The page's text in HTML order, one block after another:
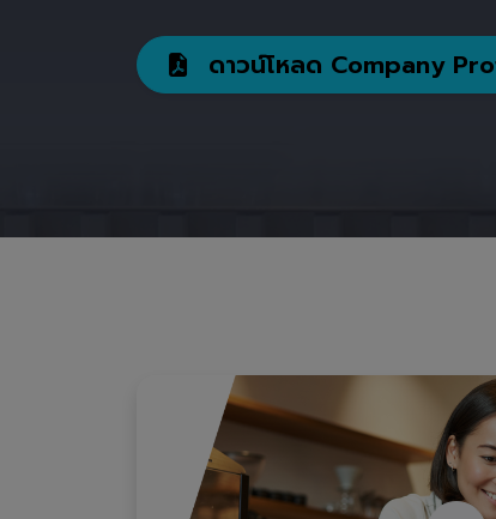
ดาวน์โหลด Company